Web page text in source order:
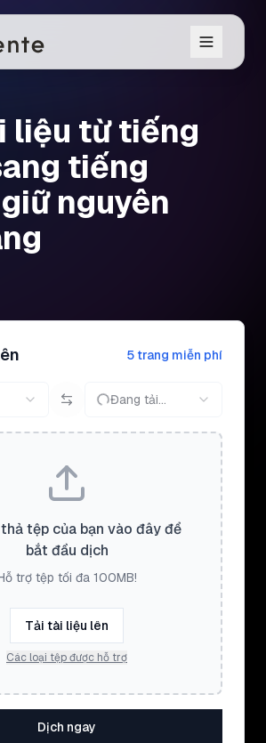
liệu từ tiếng
tiếng
nguyên
5 trang miễn phí
Đang tải...
tệp của bạn vào đây để
bắt đầu dịch
trợ tệp tối đa 100MB!
Tải tài liệu lên
Các loại tệp được hỗ trợ
Dịch ngay